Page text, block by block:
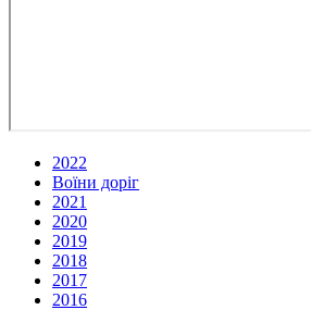
2022
Воїни доріг
2021
2020
2019
2018
2017
2016